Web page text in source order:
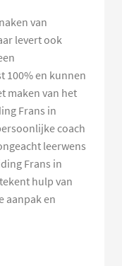
van
levert ook
100% en kunnen
maken van het
Frans in
coach
leerwens
Frans in
hulp van
aanpak en